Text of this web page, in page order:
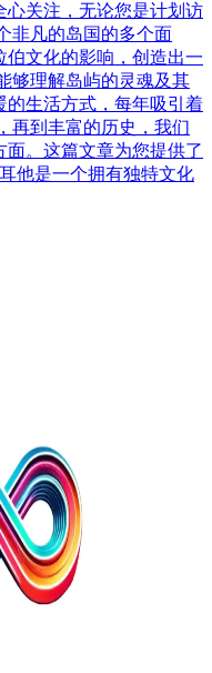
心关注，无论您是计划访
非凡的岛国的多个面
文化的影响，创造出一
够理解岛屿的灵魂及其
的生活方式，每年吸引着
再到丰富的历史，我们
。这篇文章为您提供了
他是一个拥有独特文化